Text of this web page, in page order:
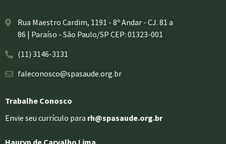
Rua Maestro Cardim, 1191 - 8º Andar - CJ. 81 a
86 | Paraíso - São Paulo/SP CEP: 01323-001
(11) 3146-3131
faleconosco@spasaude.org.br
Trabalhe Conosco
Envie seu currículo para rh@spasaude.org.br